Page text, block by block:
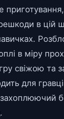
в цій
в міру
свіжою та
для
захоплюючий